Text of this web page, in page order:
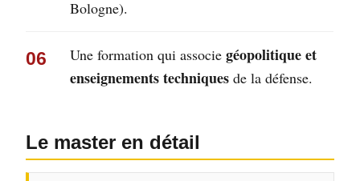
Bologne).
06 Une formation qui associegéopolitique et
enseignements techniques de la défense.
Le master en détail